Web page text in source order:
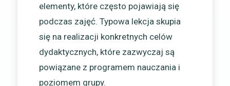
elementy, które często pojawiają się
podczas zajęć. Typowa lekcja skupia
się na realizacji konkretnych celów
dydaktycznych, które zazwyczaj są
powiązane z programem nauczania i
poziomem grupy.